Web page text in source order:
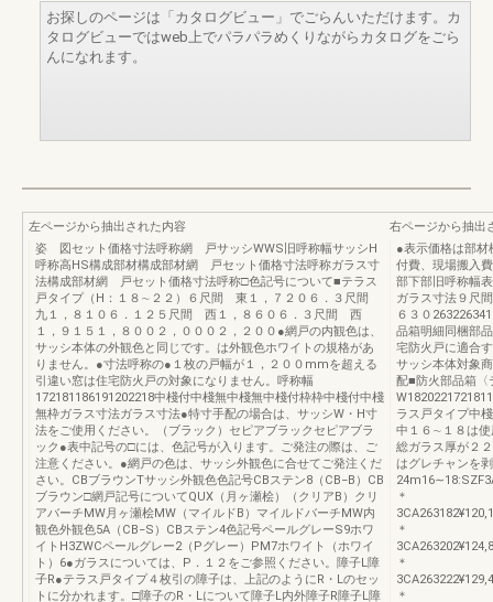
お探しのページは「カタログビュー」でごらんいただけます。カ
タログビューではweb上でパラパラめくりながらカタログをごら
んになれます。
左ページから抽出された内容
姿 図セット価格寸法呼称網 戸サッシWWS旧呼称幅サッシH
呼称高HS構成部材構成部材網 戸セット価格寸法呼称ガラス寸
法構成部材網 戸セット価格寸法呼称□色記号について■テラス
戸タイプ（H：１８∼２２）６尺間 東１，７２０６．３尺間
九１，８１０６．１２５尺間 西１，８６０６．３尺間 西
１，９１５１，８００２，０００２，２００●網戸の内観色は、
サッシ本体の外観色と同じです。は外観色ホワイトの規格があ
りません。●寸法呼称の●１枚の戸幅が１，２００mmを超える
引違い窓は住宅防火戸の対象になりません。呼称幅
172181186191202218中棧付中棧無中棧無中棧付枠枠中棧付中棧
無枠ガラス寸法ガラス寸法●特寸手配の場合は、サッシW・H寸
法をご使用ください。（ブラック）セピアブラックセピアブラ
ック●表中記号の□には、色記号が入ります。ご発注の際は、ご
注意ください。●網戸の色は、サッシ外観色に合せてご発注くだ
さい。CBブラウンTサッシ外観色色記号CBステン8（CB−B）CB
ブラウン□網戸記号についてQUX（月ヶ瀬桧）（クリアB）クリ
アバーチMW月ヶ瀬桧MW（マイルドB）マイルドバーチMW内
観色外観色5A（CB−S）CBステン4色記号ペールグレーS9ホワ
イトH3ZWCペールグレー2（Pグレー）PM7ホワイト（ホワイ
ト）6●ガラスについては、P．１２をご参照ください。障子L障
子R●テラス戸タイプ４枚引の障子は、上記のようにR・Lのセッ
トに分かれます。□障子のR・Lについて障子L内外障子R障子L障
右ページから抽出
●表示価格は部材
付費、現場搬入
部下部旧呼称幅
ガラス寸法９尺
６３０
品箱明細同梱部
宅防火戸に適合
サッシ本体対象
配■防火部品箱〈
ラス戸タイプ中
中１６∼１８は
総ガラス厚が２
はグレチャンを
＊
＊
＊
＊